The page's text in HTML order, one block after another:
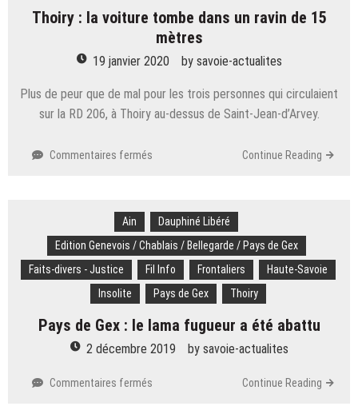
dans
nos
départements
Thoiry : la voiture tombe dans un ravin de 15
mètres
19 janvier 2020 by savoie-actualites
Plus de peur que de mal pour les trois personnes qui circulaient
sur la RD 206, à Thoiry au-dessus de Saint-Jean-d’Arvey.
Commentaires fermés
voiture
tombe
dans
un
ravin
de
15
Continue Reading
Ain
Dauphiné Libéré
Edition Genevois / Chablais / Bellegarde / Pays de Gex
Faits-divers - Justice
Fil Info Frontaliers
Haute-Savoie
Insolite
Pays de Gex Thoiry
Pays de Gex : le lama fugueur a été abattu
2 décembre 2019 by savoie-actualites
Commentaires fermés Continue Reading